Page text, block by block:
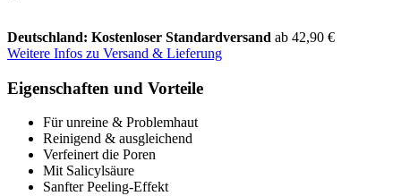
Deutschland: Kostenloser Standardversand ab 42,90 €
Weitere Infos zu Versand & Lieferung
Eigenschaften und Vorteile
Für unreine & Problemhaut
Reinigend & ausgleichend
Verfeinert die Poren
Mit Salicylsäure
Sanfter Peeling-Effekt